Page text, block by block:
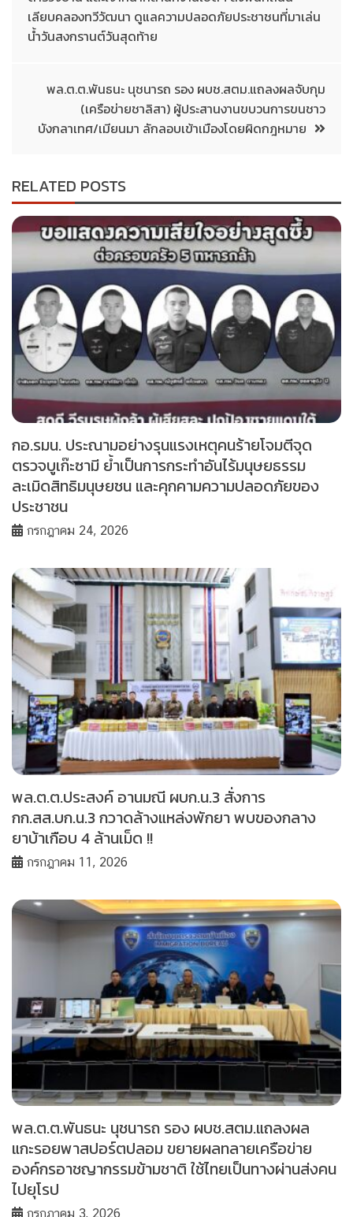
เลียบคลองทวีวัฒนา ดูแลความปลอดภัยประชาชนที่มาเล่น
น้ำวันสงกรานต์วันสุดท้าย
พล.ต.ต.พันธนะ นุชนารถ รอง ผบช.สตม.แถลงผลจับกุม
(เครือข่ายชาลิสา) ผู้ประสานงานขบวนการขนชาว
บังกลาเทศ/เมียนมา ลักลอบเข้าเมืองโดยผิดกฎหมาย
RELATED POSTS
กอ.รมน. ประณามอย่างรุนแรงเหตุคนร้ายโจมตีจุด
ตรวจบูเก๊ะซามี ย้ำเป็นการกระทำอันไร้มนุษยธรรม
ละเมิดสิทธิมนุษยชน และคุกคามความปลอดภัยของ
ประชาชน
กรกฎาคม 24, 2026
พล.ต.ต.ประสงค์ อานมณี ผบก.น.3 สั่งการ
กก.สส.บก.น.3 กวาดล้างแหล่งพักยา พบของกลาง
ยาบ้าเกือบ 4 ล้านเม็ด !!
กรกฎาคม 11, 2026
พล.ต.ต.พันธนะ นุชนารถ รอง ผบช.สตม.แถลงผล
แกะรอยพาสปอร์ตปลอม ขยายผลทลายเครือข่าย
องค์กรอาชญากรรมข้ามชาติ ใช้ไทยเป็นทางผ่านส่งคน
ไปยุโรป
กรกฎาคม 3, 2026